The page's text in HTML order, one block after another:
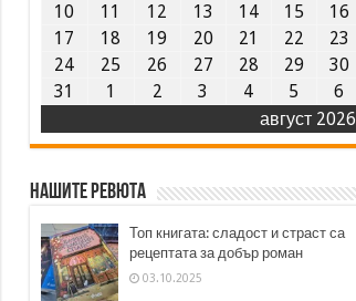
август 2026
10
11 12 13 14 15
16
17
18 19 20 21 22
23
24
25 26 27 28 29
30
31
1 2 3 4 5 6
Нашите ревюта
Топ книгата: сладост и страст са
рецептата за добър роман
03.10.2025